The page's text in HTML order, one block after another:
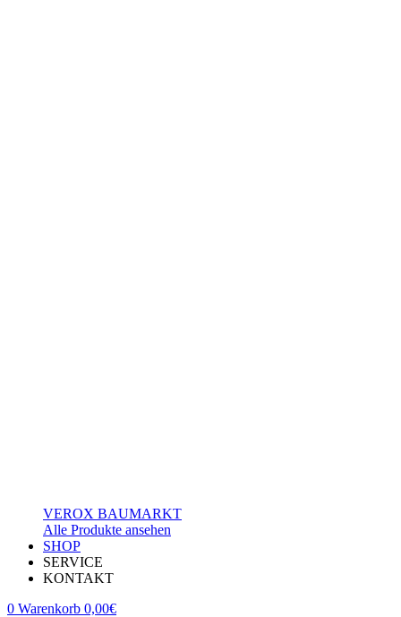
VEROX BAUMARKT
Alle Produkte ansehen
SHOP
SERVICE
KONTAKT
0 Warenkorb 0,00€